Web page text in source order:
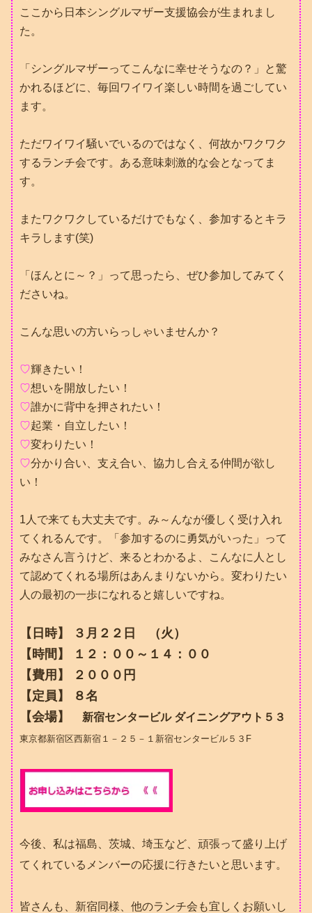
ここから日本シングルマザー支援協会が生まれまし
た。
「シングルマザーってこんなに幸せそうなの？」と驚
かれるほどに、毎回ワイワイ楽しい時間を過ごしてい
ます。
ただワイワイ騒いでいるのではなく、何故かワクワク
するランチ会です。ある意味刺激的な会となってま
す。
またワクワクしているだけでもなく、参加するとキラ
キラします(笑)
「ほんとに～？」って思ったら、ぜひ参加してみてく
ださいね。
こんな思いの方いらっしゃいませんか？
♡輝きたい！
♡想いを開放したい！
♡誰かに背中を押されたい！
♡起業・自立したい！
♡変わりたい！
♡分かり合い、支え合い、協力し合える仲間が欲し
い！
1人で来ても大丈夫です。み～んなが優しく受け入れ
てくれるんです。「参加するのに勇気がいった」って
みなさん言うけど、来るとわかるよ、こんなに人とし
て認めてくれる場所はあんまりないから。変わりたい
人の最初の一歩になれると嬉しいですね。
【日時】 ３月２２日 （火）
【時間】 １２：００～１４：００
【費用】 ２０００円
【定員】 ８名
【会場】
新宿センタービル ダイニングアウト５３
東京都新宿区西新宿１－２５－１新宿センタービル５３F
今後、私は福島、茨城、埼玉など、頑張って盛り上げ
てくれているメンバーの応援に行きたいと思います。
皆さんも、新宿同様、他のランチ会も宜しくお願いし